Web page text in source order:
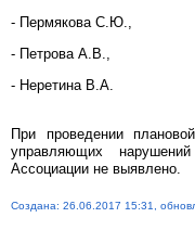
- Пермякова С.Ю.,
- Петрова А.В.,
- Неретина В.А.
При проведении
управляющих
Ассоциации не выявлено.
Создана: 26.06.2017 15:31,